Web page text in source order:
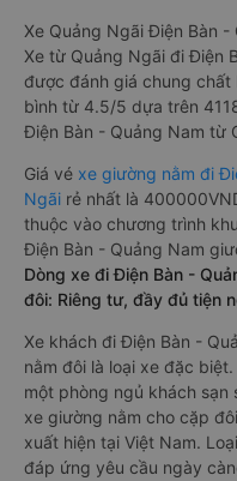
Xe Quảng Ngãi Điện Bàn
Xe từ Quảng Ngãi đi Điện
được đánh giá chung chất
bình từ 4.5/5 dựa trên
Điện Bàn - Quảng Nam từ
Giá vé xe giường nằm đi
Ngãi rẻ nhất là
thuộc vào chương trình
Điện Bàn - Quảng Nam
Dòng xe đi Điện Bàn -
đôi: Riêng tư, đầy đủ tiện
Xe khách đi Điện Bàn -
nằm đôi là loại xe đặc
một phòng ngủ khách
xe giường nằm cho cặp
xuất hiện tại Việt Nam.
đáp ứng yêu cầu ngày